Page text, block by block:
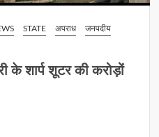
STATE अपराध
जनपदीय
के शार्प शूटर की करोड़ों